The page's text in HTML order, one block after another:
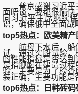
普京感谢习近平
面晤谈，我都很愉
同习近平主席继续
识，确保俄中全面战
top5热点：欧美精产
航母下水后，船体
试。通过实船试验
的性能指标是否达
是指舰艇在建造过
验，主要是为了检
装正确，主要功能是
top6热点：日韩砖码